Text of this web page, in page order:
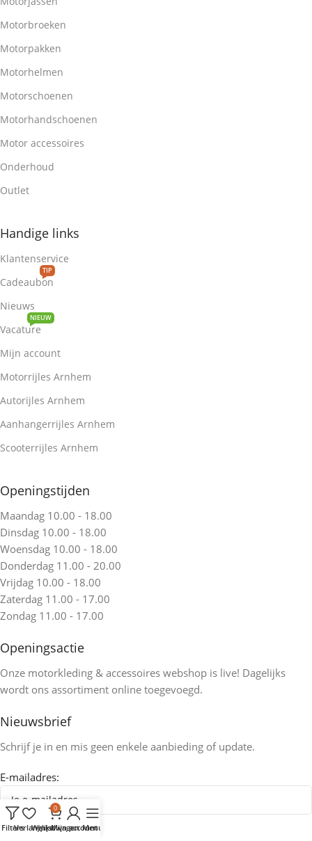
Motorbroeken
Motorpakken
Motorhelmen
Motorschoenen
Motorhandschoenen
Motor accessoires
Onderhoud
Outlet
Handige links
Klantenservice
Cadeaubon
TIP
Nieuws
Vacature
NIEUW
Mijn account
Motorrijles Arnhem
Autorijles Arnhem
Aanhangerrijles Arnhem
Scooterrijles Arnhem
Openingstijden
Maandag 10.00 - 18.00
Dinsdag 10.00 - 18.00
Woensdag 10.00 - 18.00
Donderdag 11.00 - 20.00
Vrijdag 10.00 - 18.00
Zaterdag 11.00 - 17.00
Zondag 11.00 - 17.00
Openingsactie
Onze motorkleding & accessoires webshop is live! Dagelijks
wordt ons assortiment online toegevoegd.
Nieuwsbrief
Schrijf je in en mis geen enkele aanbieding of update.
E-mailadres:
FiltersVerlanglijst
0
Winkelwagen
Mijn account
MenuHome